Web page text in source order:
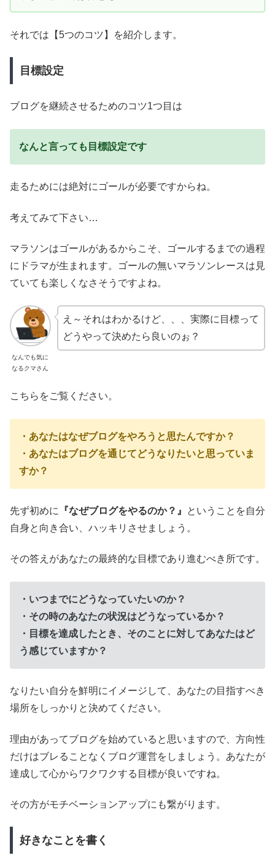
それでは【5つのコツ】を紹介します。
目標設定
ブログを継続させるためのコツ1つ目は
なんと言っても目標設定です
走るためには絶対にゴールが必要ですからね。
考えてみて下さい…
マラソンはゴールがあるからこそ、ゴールするまでの過程
にドラマが生まれます。ゴールの無いマラソンレースは見
ていても楽しくなさそうですよね。
なんでも気に
なるクマさん
え～それはわかるけど、、、実際に目標って
どうやって決めたら良いのぉ？
こちらをご覧ください。
・あなたはなぜブログをやろうと思たんですか？
・あなたはブログを通じてどうなりたいと思っていま
すか？
先ず初めに 『なぜブログをやるのか？』 ということを自分
自身と向き合い、ハッキリさせましょう。
その答えがあなたの最終的な目標であり進むべき所です。
・いつまでにどうなっていたいのか？
・その時のあなたの状況はどうなっているか？
・目標を達成したとき、そのことに対してあなたはど
う感じていますか？
なりたい自分を鮮明にイメージして、あなたの目指すべき
場所をしっかりと決めてください。
理由があってブログを始めていると思いますので、 方向性
だけはブレることなくブログ運営をしましょう。 あなたが
達成して心からワクワクする目標が良いですね。
その方がモチベーションアップにも繋がります。
好きなことを書く